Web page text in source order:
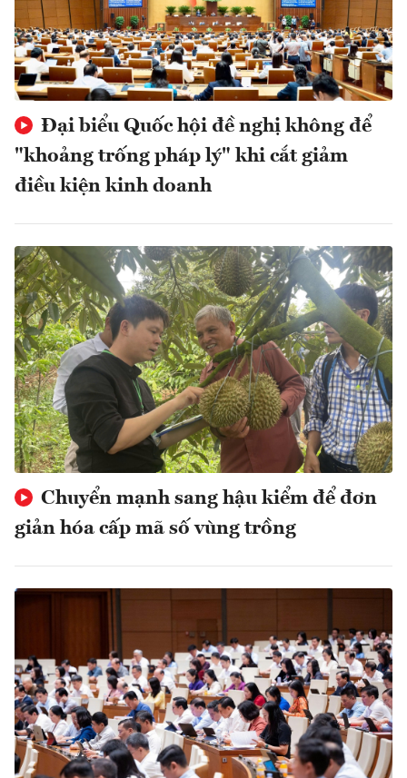
Đại biểu Quốc hội đề nghị không để
"khoảng trống pháp lý" khi cắt giảm
điều kiện kinh doanh
Chuyển mạnh sang hậu kiểm để đơn
giản hóa cấp mã số vùng trồng